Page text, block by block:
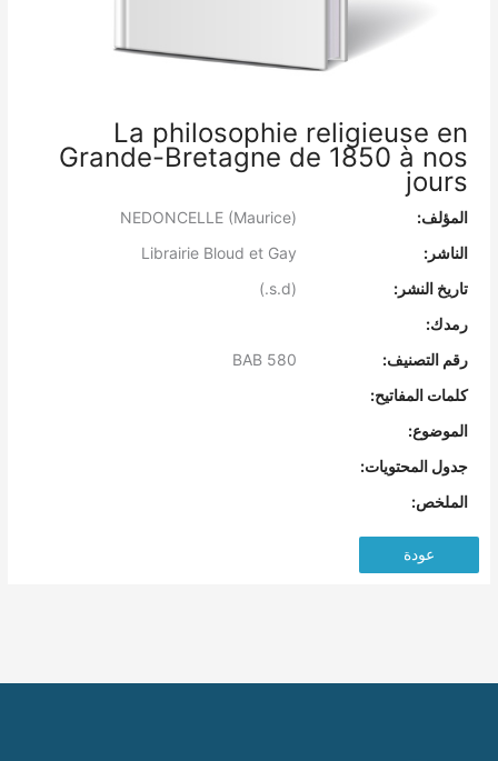
La philosophie religieuse en
Grande-Bretagne de 1850 à nos
jours
المؤلف:
الناشر:
تاريخ النشر:
(s.d.)
رمدك:
رقم التصنيف:
كلمات المفاتيح:
الموضوع:
جدول المحتويات:
الملخص:
عودة